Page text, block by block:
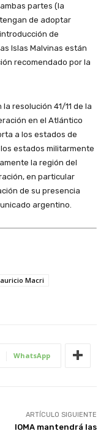
partes (la
de adoptar
de
Islas Malvinas están
recomendado por la
resolución 41/11 de la
en el Atlántico
a los estados de
estados militarmente
la región del
en particular
de su presencia
argentino.
Macri
WhatsApp
ARTÍCULO SIGUIENTE
IOMA mantendrá las